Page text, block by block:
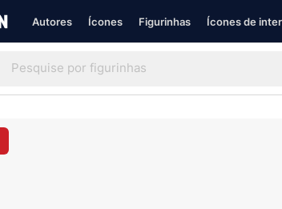
Autores Ícones Figurinhas Ícones de